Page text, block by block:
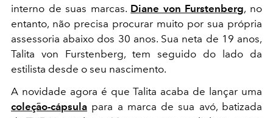
interno de suas marcas. Diane von Furstenberg, no
entanto, não precisa procurar muito por sua própria
assessoria abaixo dos 30 anos. Sua neta de 19 anos,
Talita von Furstenberg, tem seguido do lado da
estilista desde o seu nascimento.
A novidade agora é que Talita acaba de lançar uma
coleção-cápsula para a marca de sua avó, batizada